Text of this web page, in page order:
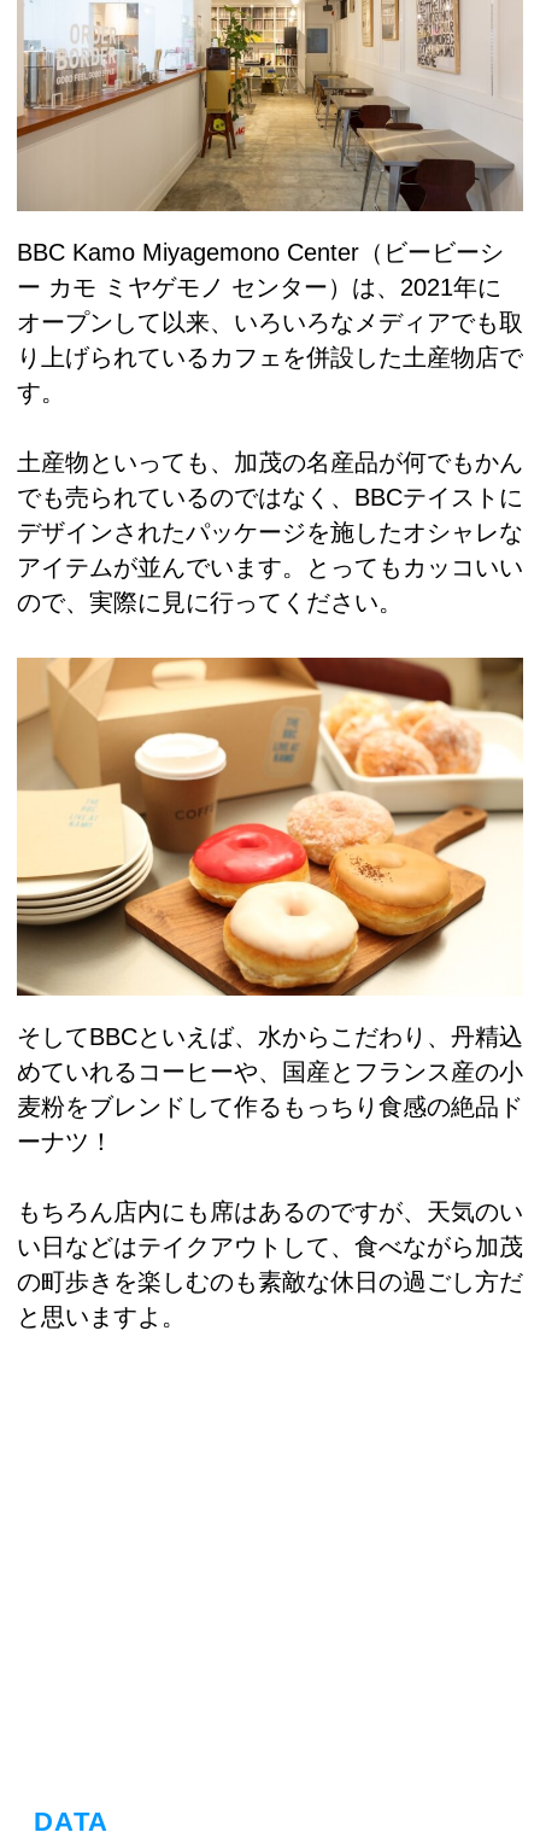
BBC Kamo Miyagemono Center（ビービーシ
ー カモ ミヤゲモノ センター）は、2021年に
オープンして以来、いろいろなメディアでも取
り上げられているカフェを併設した土産物店で
す。
土産物といっても、加茂の名産品が何でもかん
でも売られているのではなく、BBCテイストに
デザインされたパッケージを施したオシャレな
アイテムが並んでいます。とってもカッコいい
ので、実際に見に行ってください。
そしてBBCといえば、水からこだわり、丹精込
めていれるコーヒーや、国産とフランス産の小
麦粉をブレンドして作るもっちり食感の絶品ド
ーナツ！
もちろん店内にも席はあるのですが、天気のい
い日などはテイクアウトして、食べながら加茂
の町歩きを楽しむのも素敵な休日の過ごし方だ
と思いますよ。
DATA